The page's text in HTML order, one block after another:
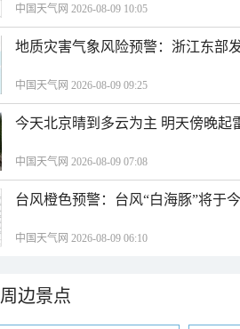
中国天气网 2026-08-09 10:05
地质灾害气象风险预警：浙江东部
中国天气网 2026-08-09 09:25
今天北京晴到多云为主 明天傍晚起
中国天气网 2026-08-09 07:08
台风橙色预警：台风“白海豚”将于
中国天气网 2026-08-09 06:10
周边景点